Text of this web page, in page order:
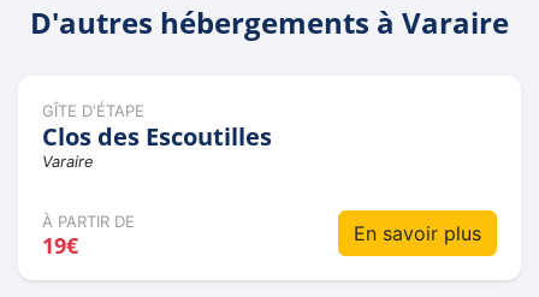
D'autres hébergements à Varaire
GÎTE D'ÉTAPE
Clos des Escoutilles
Varaire
À PARTIR DE
19€ En savoir plus